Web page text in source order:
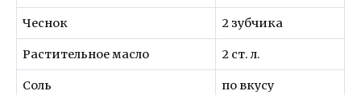
Чеснок 2 зубчика
Растительное масло 2 ст. л.
Соль по вкусу